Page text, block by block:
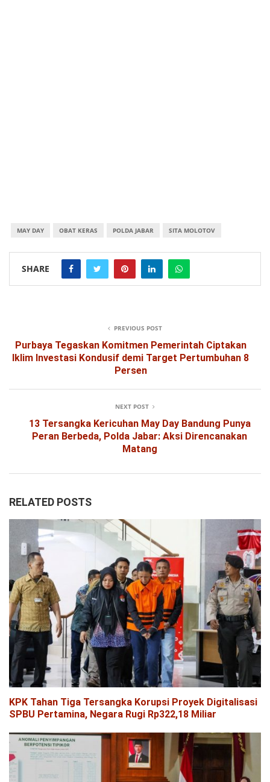
MAY DAY OBAT KERAS POLDA JABAR SITA MOLOTOV
SHARE
PREVIOUS POST
Purbaya Tegaskan Komitmen Pemerintah Ciptakan
Iklim Investasi Kondusif demi Target Pertumbuhan 8
Persen
NEXT POST
13 Tersangka Kericuhan May Day Bandung Punya
Peran Berbeda, Polda Jabar: Aksi Direncanakan
Matang
RELATED POSTS
KPK Tahan Tiga Tersangka Korupsi Proyek Digitalisasi
SPBU Pertamina, Negara Rugi Rp322,18 Miliar